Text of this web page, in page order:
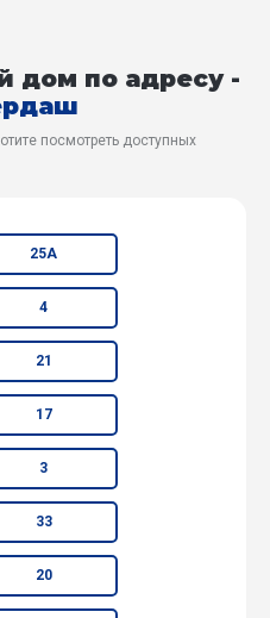
дом по адресу -
посмотреть доступных
25А
4
21
17
3
33
20